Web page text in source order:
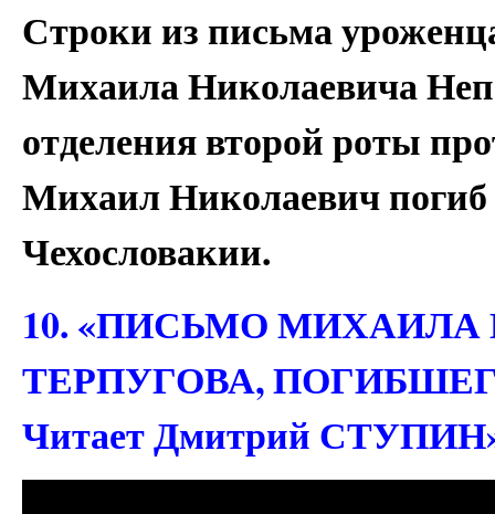
Строки из письма
Михаила Николаевича
отделения второй роты
Михаил Николаевич погиб
Чехословакии.
10. «ПИСЬМО
ТЕРПУГОВА,
Читает Дмитрий